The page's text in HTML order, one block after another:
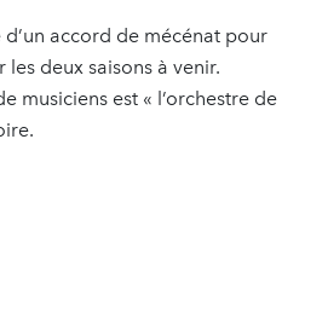
accord de mécénat pour
deux saisons à venir.
musiciens est « l’orchestre de